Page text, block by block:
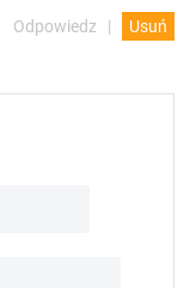
Odpowiedz Usuń